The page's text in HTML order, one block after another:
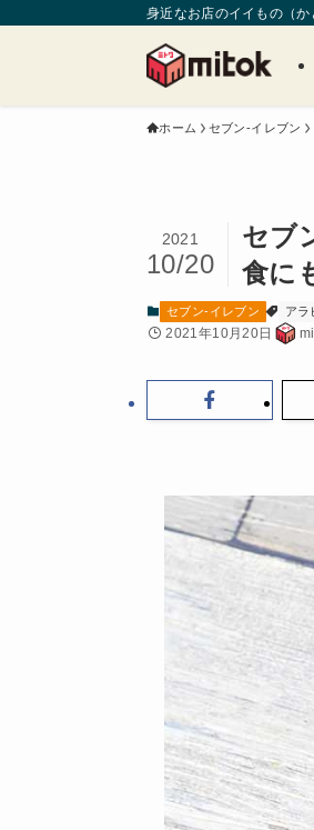
身近なお店のイイもの（か
ホーム セブン-イレブン
セブ
食に
2021
10/20
セブン-イレブン アラ
2021年10月20日